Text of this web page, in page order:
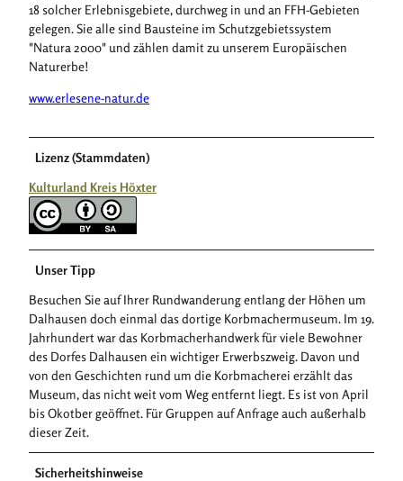
18 solcher Erlebnisgebiete, durchweg in und an FFH-Gebieten
gelegen. Sie alle sind Bausteine im Schutzgebietssystem
"Natura 2000" und zählen damit zu unserem Europäischen
Naturerbe!
www.erlesene-natur.de
Lizenz (Stammdaten)
Kulturland Kreis Höxter
Unser Tipp
Besuchen Sie auf Ihrer Rundwanderung entlang der Höhen um
Dalhausen doch einmal das dortige Korbmachermuseum. Im 19.
Jahrhundert war das Korbmacherhandwerk für viele Bewohner
des Dorfes Dalhausen ein wichtiger Erwerbszweig. Davon und
von den Geschichten rund um die Korbmacherei erzählt das
Museum, das nicht weit vom Weg entfernt liegt. Es ist von April
bis Okotber geöffnet. Für Gruppen auf Anfrage auch außerhalb
dieser Zeit.
Sicherheitshinweise